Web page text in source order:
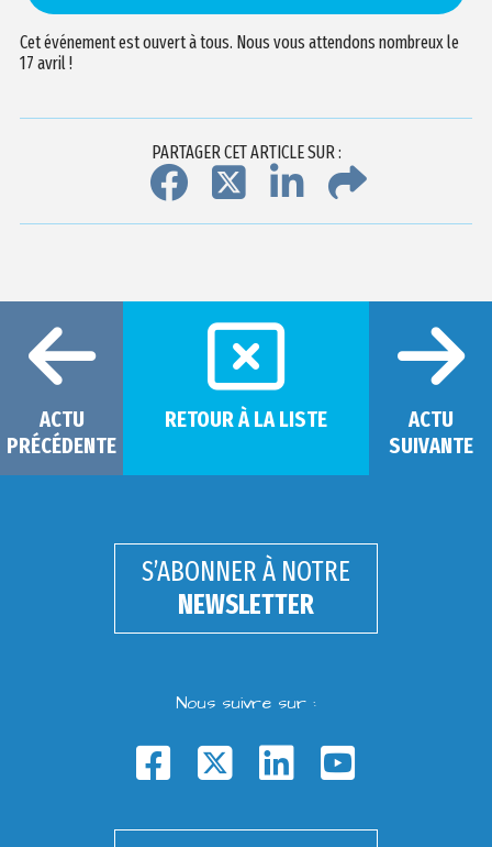
Cet événement est ouvert à tous. Nous vous attendons nombreux le
17 avril !
PARTAGER CET ARTICLE SUR :
ACTU
PRÉCÉDENTE
RETOUR À LA LISTE
ACTU
SUIVANTE
S’ABONNER À NOTRE
NEWSLETTER
Nous suivre sur :